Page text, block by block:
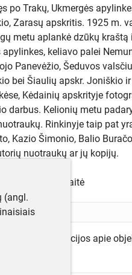
po Trakų, Ukmergės
Zarasų apskritis. 1925 m.
metu aplankė dzūkų kraštą
apylinkes, keliavo palei
Panevėžio, Šeduvos
bei Šiaulių apskr. Joniškio
Kėdainių apskrityje
darbus. Kelionių metu
Rinkinyje taip pat
Kazio Šimonio, Balio
nuotraukų ar jų kopijų.
Žydrė Petrauskaitė
daugiau informacijos apie
(angl.